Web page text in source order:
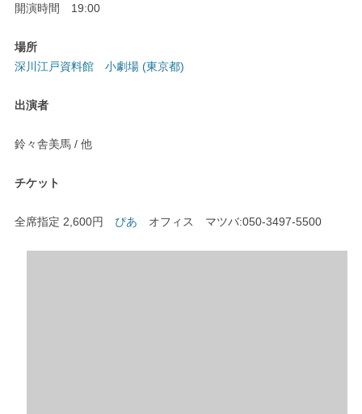
開演時間 19:00
場所
深川江戸資料館 小劇場 (東京都)
出演者
鈴々舎美馬 / 他
チケット
全席指定 2,600円 ぴあ オフィス マツバ:050-3497-5500